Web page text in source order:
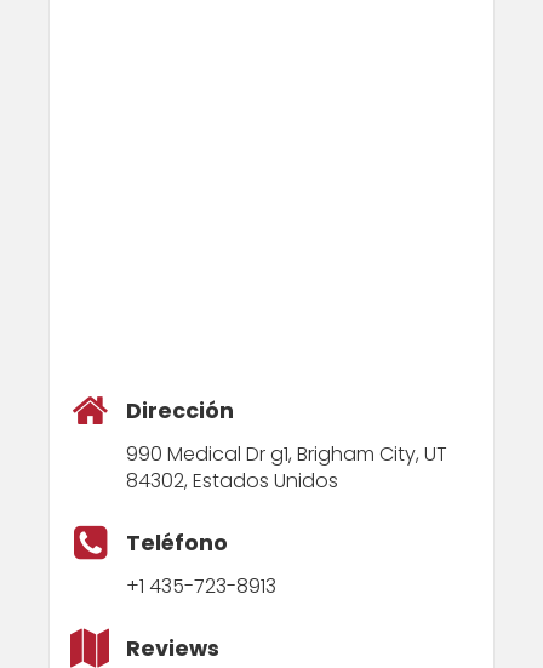
Dirección
990 Medical Dr g1, Brigham City, UT
84302, Estados Unidos
Teléfono
+1 435-723-8913
Reviews